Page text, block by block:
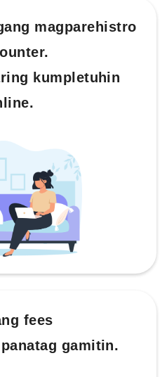
magparehistro
kumpletuhin
fees
gamitin.